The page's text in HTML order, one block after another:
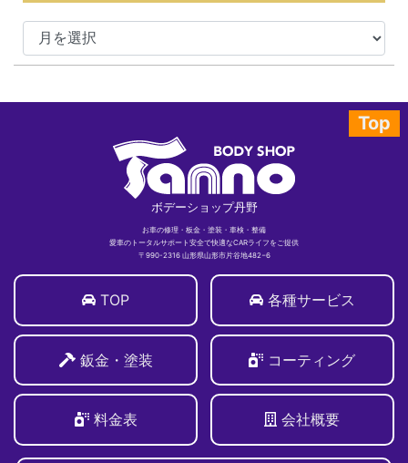
Top
ボデーショップ丹野
お車の修理・板金・塗装・車検・整備
愛車のトータルサポート安全で快適なCARライフをご提供
〒990-2316 山形県山形市片谷地482−6
TOP 各種サービス
鈑金・塗装 コーティング
料金表 会社概要